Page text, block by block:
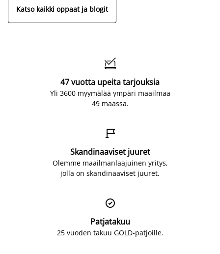
Katso kaikki oppaat ja blogit

47 vuotta upeita tarjouksia
Yli 3600 myymälää ympäri maailmaa
49 maassa.

Skandinaaviset juuret
Olemme maailmanlaajuinen yritys,
jolla on skandinaaviset juuret.

Patjatakuu
25 vuoden takuu GOLD-patjoille.